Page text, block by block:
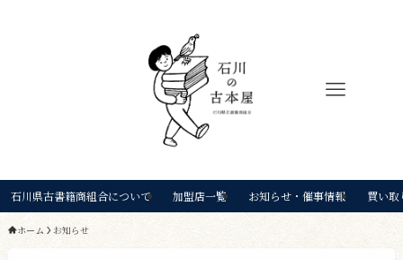
石川県古書籍商組合について 加盟店一覧 お知らせ・催事情報 買い取
ホーム お知らせ